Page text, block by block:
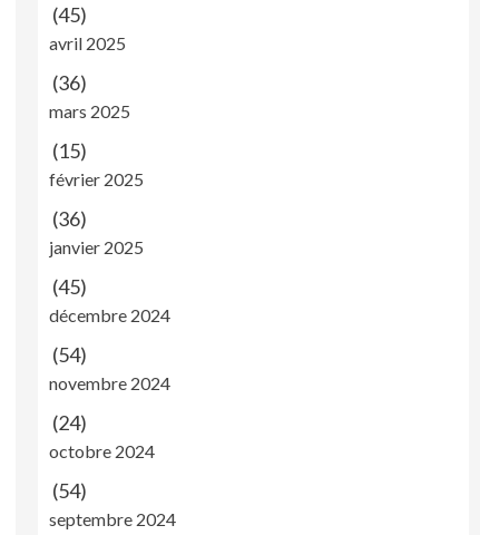
(45)
avril 2025
(36)
mars 2025
(15)
février 2025
(36)
janvier 2025
(45)
décembre 2024
(54)
novembre 2024
(24)
octobre 2024
(54)
septembre 2024